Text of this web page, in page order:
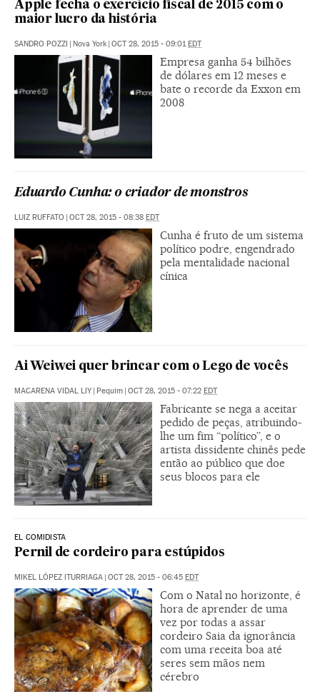
Apple fecha o exercício fiscal de 2015 com o
maior lucro da história
SANDRO POZZI | Nova York | OCT 28, 2015 - 09:01EDT
Empresa ganha 54 bilhões
de dólares em 12 meses e
bate o recorde da Exxon em
2008
Eduardo Cunha: o criador de monstros
LUIZ RUFFATO | OCT 28, 2015 - 08:38 EDT
Cunha é fruto de um sistema
político podre, engendrado
pela mentalidade nacional
cínica
Ai Weiwei quer brincar com o Lego de vocês
MACARENA VIDAL LIY | Pequim | OCT 28, 2015 - 07:22 EDT
Fabricante se nega a aceitar
pedido de peças, atribuindo-
lhe um fim “político”, e o
artista dissidente chinês pede
então ao público que doe
seus blocos para ele
EL COMIDISTA
Pernil de cordeiro para estúpidos
MIKEL LÓPEZ ITURRIAGA | OCT 28, 2015 - 06:45 EDT
Com o Natal no horizonte, é
hora de aprender de uma
vez por todas a assar
cordeiro Saia da ignorância
com uma receita boa até
seres sem mãos nem
cérebro